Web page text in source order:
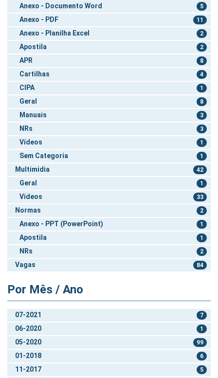
Anexo - Documento Word 5
Anexo - PDF 11
Anexo - Planilha Excel 2
Apostila 2
APR 8
Cartilhas 4
CIPA 1
Geral 8
Manuais 3
NRs 3
Vídeos 1
Sem Categoria 1
Multimidia 42
Geral 1
Vídeos 33
Normas 2
Anexo - PPT (PowerPoint) 1
Apostila 1
NRs 2
Vagas 84
Por Mês / Ano
07-2021 7
06-2020 1
05-2020 99
01-2018 6
11-2017 5